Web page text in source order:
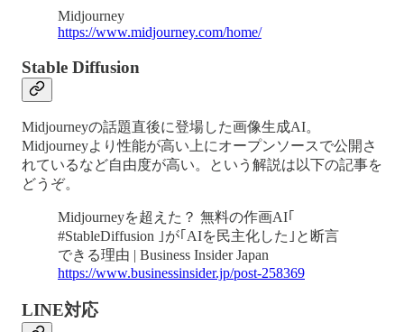
Midjourney
https://www.midjourney.com/home/
Stable Diffusion
Midjourneyの話題直後に登場した画像生成AI。
Midjourneyより性能が高い上にオープンソースで公開さ
れているなど自由度が高い。という解説は以下の記事を
どうぞ。
Midjourneyを超えた？ 無料の作画AI｢
#StableDiffusion ｣が｢AIを民主化した｣と断言
できる理由 | Business Insider Japan
https://www.businessinsider.jp/post-258369
LINE対応